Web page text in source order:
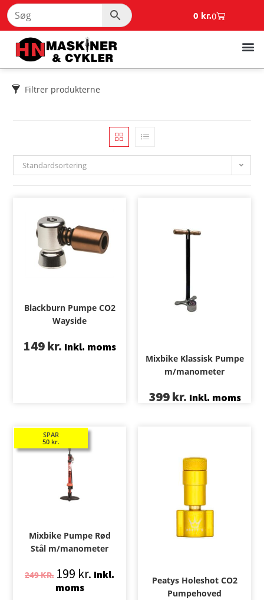
0 kr.0
Filtrer produkterne
Standardsortering
Blackburn Pumpe CO2
Wayside
149kr. Inkl. moms
Mixbike Klassisk Pumpe
m/manometer
399kr. Inkl. moms
SPAR
50 kr.
Mixbike Pumpe Rød
Stål m/manometer
249KR. 199 kr. Inkl.
moms
Peatys Holeshot CO2
Pumpehoved